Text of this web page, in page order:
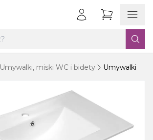
Umywalki, miski WC i bidety Umywalki